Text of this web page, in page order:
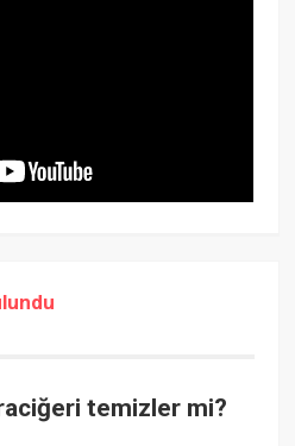
temizler mi?